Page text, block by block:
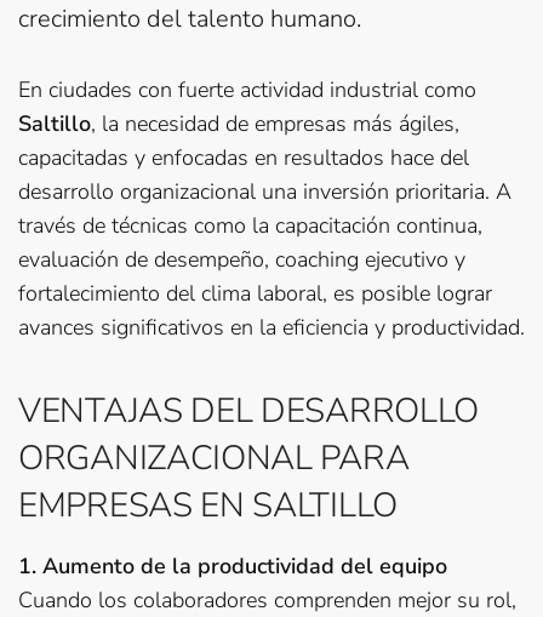
crecimiento del talento humano.
En ciudades con fuerte actividad industrial como
Saltillo, la necesidad de empresas más ágiles,
capacitadas y enfocadas en resultados hace del
desarrollo organizacional una inversión prioritaria. A
través de técnicas como la capacitación continua,
evaluación de desempeño, coaching ejecutivo y
fortalecimiento del clima laboral, es posible lograr
avances significativos en la eficiencia y productividad.
VENTAJAS DEL DESARROLLO
ORGANIZACIONAL PARA
EMPRESAS EN SALTILLO
1. Aumento de la productividad del equipo
Cuando los colaboradores comprenden mejor su rol,